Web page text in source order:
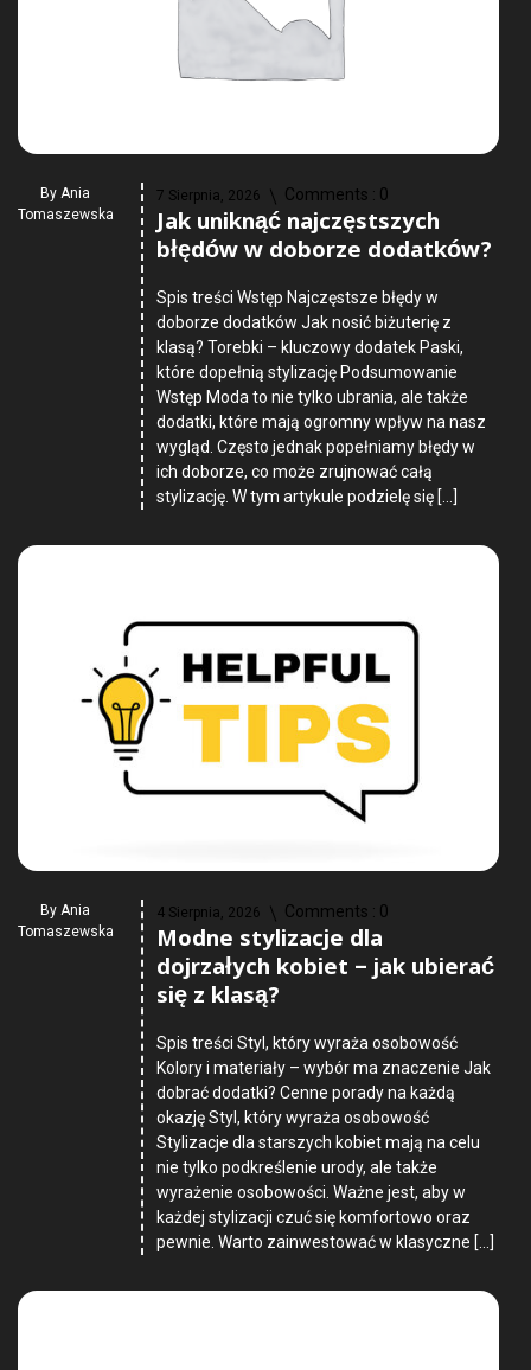
By Ania
Tomaszewska
7 Sierpnia, 2026 Comments : 0
Jak uniknąć najczęstszych
błędów w doborze dodatków?
Spis treści Wstęp Najczęstsze błędy w
doborze dodatków Jak nosić biżuterię z
klasą? Torebki – kluczowy dodatek Paski,
które dopełnią stylizację Podsumowanie
Wstęp Moda to nie tylko ubrania, ale także
dodatki, które mają ogromny wpływ na nasz
wygląd. Często jednak popełniamy błędy w
ich doborze, co może zrujnować całą
stylizację. W tym artykule podzielę się […]
By Ania
Tomaszewska
4 Sierpnia, 2026 Comments : 0
Modne stylizacje dla
dojrzałych kobiet – jak ubierać
się z klasą?
Spis treści Styl, który wyraża osobowość
Kolory i materiały – wybór ma znaczenie Jak
dobrać dodatki? Cenne porady na każdą
okazję Styl, który wyraża osobowość
Stylizacje dla starszych kobiet mają na celu
nie tylko podkreślenie urody, ale także
wyrażenie osobowości. Ważne jest, aby w
każdej stylizacji czuć się komfortowo oraz
pewnie. Warto zainwestować w klasyczne […]